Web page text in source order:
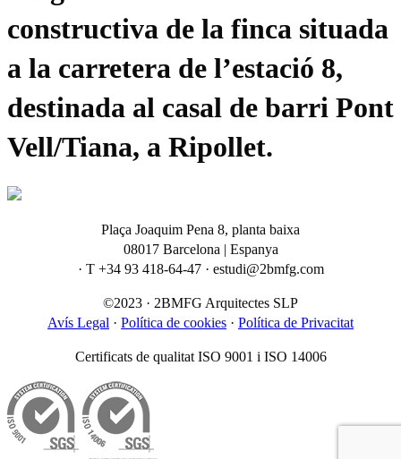
constructiva de la finca situada
a la carretera de l’estació 8,
destinada al casal de barri Pont
Vell/Tiana, a Ripollet.
Plaça Joaquim Pena 8, planta baixa
08017 Barcelona | Espanya
· T +34 93 418-64-47 · estudi@2bmfg.com
©2023 · 2BMFG Arquitectes SLP
Avís Legal · Política de cookies · Política de Privacitat
Certificats de qualitat ISO 9001 i ISO 14006